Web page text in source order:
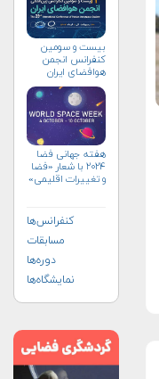
بیست و سومین
کنفرانس انجمن
هوافضای ايران
هفته جهانی فضا
۲۰۲۴ با شعار «فضا
و تغییرات اقلیمی»
کنفرانس‌ها
مسابقات
دوره‌ها
نمایشگاه‌ها